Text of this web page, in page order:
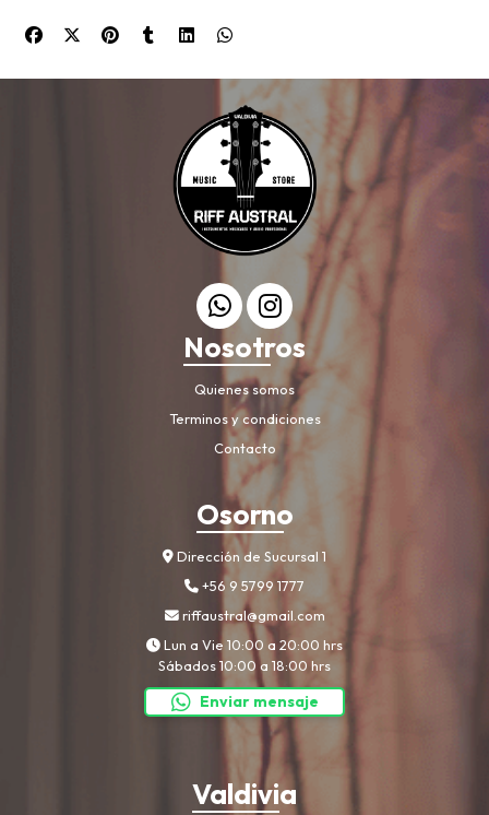
Nosotros
Quienes somos
Terminos y condiciones
Contacto
Osorno
Dirección de Sucursal 1
+56 9 5799 1777
riffaustral@gmail.com
Lun a Vie 10:00 a 20:00 hrs
Sábados 10:00 a 18:00 hrs
Enviar mensaje
Valdivia